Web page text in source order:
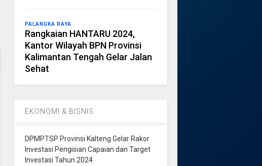
PALANGKA RAYA
Rangkaian HANTARU 2024,
Kantor Wilayah BPN Provinsi
Kalimantan Tengah Gelar Jalan
Sehat
EKONOMI & BISNIS
DPMPTSP Provinsi Kalteng Gelar Rakor
Investasi Pengisian Capaian dan Target
Investasi Tahun 2024